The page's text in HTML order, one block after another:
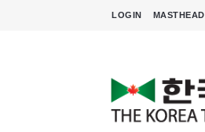
LOGIN MASTHEAD